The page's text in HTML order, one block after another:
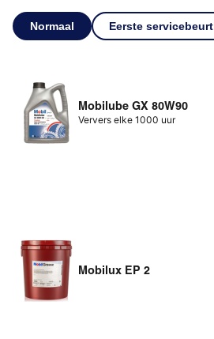
Normaal Eerste servicebeurt
Mobilube GX 80W90
Ververs elke 1000 uur
Mobilux EP 2